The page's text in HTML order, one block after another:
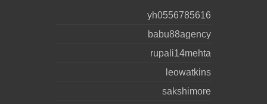
yh0556785616
babu88agency
rupali14mehta
leowatkins
sakshimore